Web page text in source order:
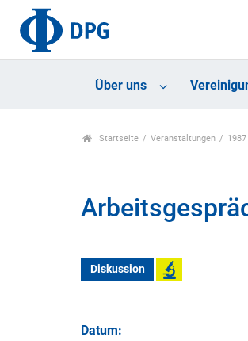
Über uns
Startseite Veranstaltungen 1987
Diskussion
Datum: